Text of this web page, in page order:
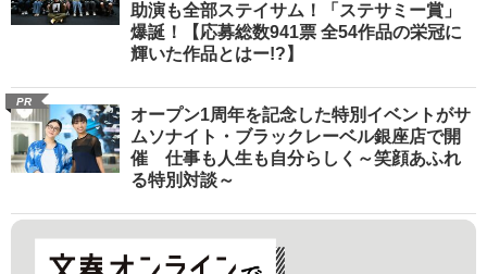
助演も全部ステイサム！「ステサミー賞」
爆誕！【応募総数941票 全54作品の栄冠に
輝いた作品とはー!?】
PR
オープン1周年を記念した特別イベントがサ
ムソナイト・ブラックレーベル銀座店で開
催 仕事も人生も自分らしく～笑顔あふれ
る特別対談～